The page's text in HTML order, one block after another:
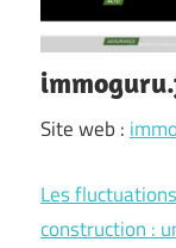
Site web :
Les
construction :